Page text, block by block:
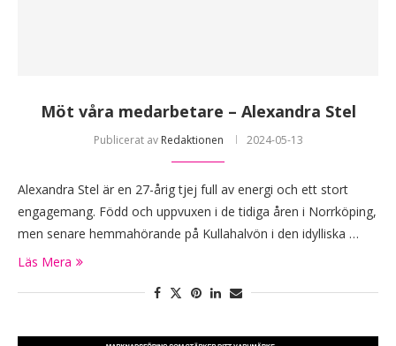
Möt våra medarbetare – Alexandra Stel
Publicerat av Redaktionen 2024-05-13
Alexandra Stel är en 27-årig tjej full av energi och ett stort
engagemang. Född och uppvuxen i de tidiga åren i Norrköping,
men senare hemmahörande på Kullahalvön i den idylliska …
Läs Mera